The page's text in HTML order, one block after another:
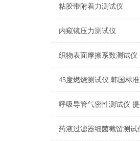
粘胶带附着力测试仪
内窥镜压力测试仪
45度燃烧测试仪 韩国标准